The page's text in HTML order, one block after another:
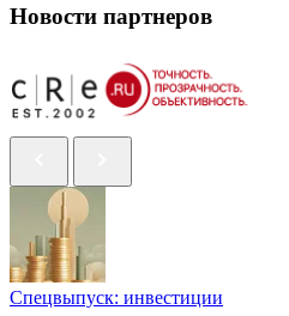
Новости партнеров
Спецвыпуск: инвестиции